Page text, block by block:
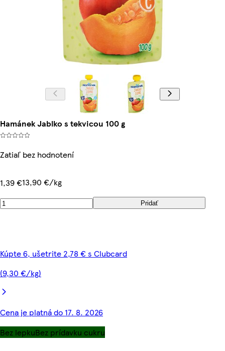
Hamánek Jablko s tekvicou 100 g
Zatiaľ bez hodnotení
1,39 €13,90 €/kg
Pridať
Kúpte 6, ušetrite 2,78 € s Clubcard
(9,30 €/kg)
Cena je platná do 17. 8. 2026
Bez lepkuBez prídavku cukru